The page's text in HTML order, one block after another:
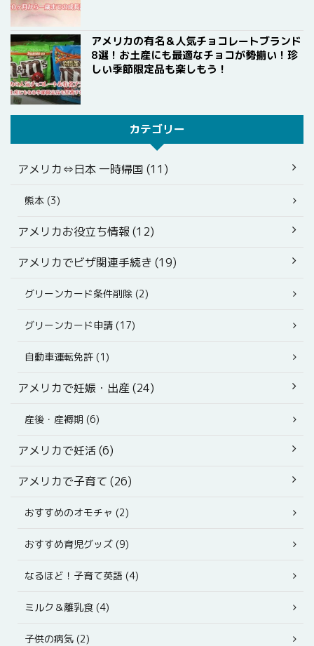
アメリカの有名＆人気チョコレートブランド
8選！お土産にも最適なチョコが勢揃い！珍
しい季節限定品も楽しもう！
カテゴリー
アメリカ⇔日本 一時帰国 (11)
熊本 (3)
アメリカお役立ち情報 (12)
アメリカでビザ関連手続き (19)
グリーンカード条件削除 (2)
グリーンカード申請 (17)
自動車運転免許 (1)
アメリカで妊娠・出産 (24)
産後・産褥期 (6)
アメリカで妊活 (6)
アメリカで子育て (26)
おすすめのオモチャ (2)
おすすめ育児グッズ (9)
なるほど！子育て英語 (4)
ミルク＆離乳食 (4)
子供の病気 (2)